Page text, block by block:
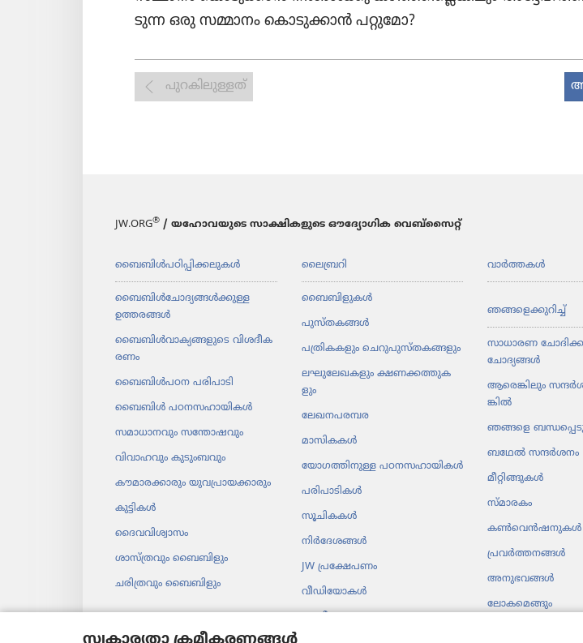
ടുന്ന ഒരു സമ്മാനം കൊടു​ക്കാൻ പറ്റുമോ?
പുറകിലുള്ളത്
JW.ORG® / യഹോവയുടെ സാക്ഷികളുടെ ഔദ്യോഗിക വെബ്സൈറ്റ്
ബൈബിൾപ​ഠി​പ്പി​ക്ക​ലു​കൾ
ബൈബിൾചോ​ദ്യ​ങ്ങൾക്കുള്ള
ഉത്തരങ്ങൾ
ബൈബിൾവാ​ക്യ​ങ്ങ​ളു​ടെ വിശദീ​ക​
രണം
ബൈബിൾപഠന പരിപാ​ടി
ബൈബിൾ പഠനസ​ഹാ​യി​കൾ
സമാധാ​ന​വും സന്തോ​ഷ​വും
വിവാഹവും കുടുംബവും
കൗമാ​ര​ക്കാ​രും യുവ​പ്രാ​യ​ക്കാ​രും
കുട്ടികൾ
ദൈവ​വി​ശ്വാ​സം
ശാസ്‌ത്ര​വും ബൈബി​ളും
ചരി​ത്ര​വും ബൈബി​ളും
ലൈബ്രറി
ബൈബിളുകൾ
പുസ്‌ത​കങ്ങൾ
പത്രി​ക​ക​ളും ചെറു​പു​സ്‌ത​ക​ങ്ങ​ളും
ലഘു​ലേ​ഖ​ക​ളും ക്ഷണക്കത്തു​ക​
ളും
ലേഖന​പ​രമ്പര
മാസി​കകൾ
യോഗ​ത്തി​നു​ള്ള പഠനസ​ഹാ​യികൾ
പരിപാ​ടി​കൾ
സൂചി​കകൾ
നിർദേ​ശങ്ങൾ
JW പ്രക്ഷേപണം
വീഡി​യോ​കൾ
വാർത്തകൾ
ഞങ്ങളെ​ക്കു​റിച്ച്‌
സാധാരണ
ചോദ്യങ്ങൾ
ആരെങ്കി​ലും
ങ്കിൽ
ഞങ്ങളെ
ബഥേൽ സന്ദർശനം
മീറ്റി​ങ്ങു​കൾ
സ്‌മാ​ര​കം
കൺ​വെൻ​ഷ​നു​കൾ
പ്രവർത്തനങ്ങൾ
അനുഭ​വങ്ങൾ
ലോക​മെ​ങ്ങും